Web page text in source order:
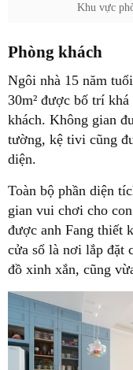
Khu vực
Phòng khách
Ngôi nhà 15 năm
30m² được bố trí
khách. Không gian
tường, kệ tivi cũng
diện.
Toàn bộ phần diện
gian vui chơi cho
được anh Fang thiết
cửa sổ là nơi lắp đặt
đồ xinh xắn, cũng